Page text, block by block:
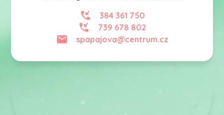
384 361 750
739 678 802
spapajova@centrum.cz